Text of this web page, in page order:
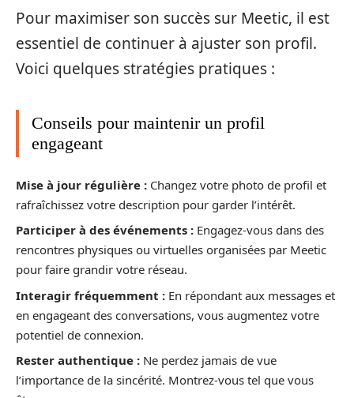
Pour maximiser son succès sur Meetic, il est
essentiel de continuer à ajuster son profil.
Voici quelques stratégies pratiques :
Conseils pour maintenir un profil
engageant
Mise à jour régulière : Changez votre photo de profil et
rafraîchissez votre description pour garder l’intérêt.
Participer à des événements : Engagez-vous dans des
rencontres physiques ou virtuelles organisées par Meetic
pour faire grandir votre réseau.
Interagir fréquemment : En répondant aux messages et
en engageant des conversations, vous augmentez votre
potentiel de connexion.
Rester authentique : Ne perdez jamais de vue
l’importance de la sincérité. Montrez-vous tel que vous